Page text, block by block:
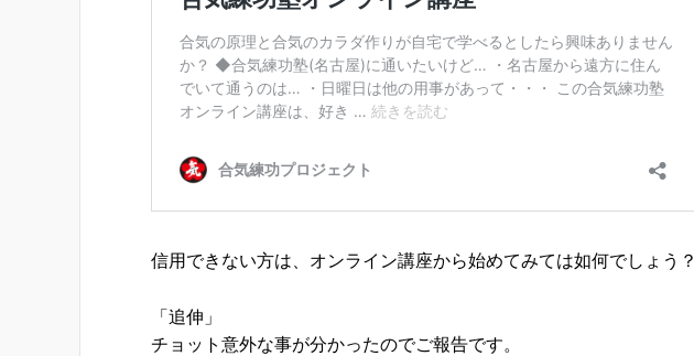
信用できない方は、オンライン講座から始めてみては如何でしょう？
「追伸」
チョット意外な事が分かったのでご報告です。